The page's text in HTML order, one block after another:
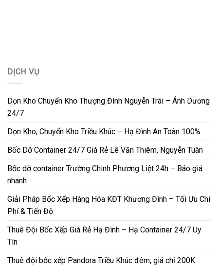
DỊCH VỤ
Dọn Kho Chuyển Kho Thượng Đình Nguyễn Trãi – Ánh Dương
24/7
Dọn Kho, Chuyển Kho Triều Khúc – Hạ Đình An Toàn 100%
Bốc Dỡ Container 24/7 Giá Rẻ Lê Văn Thiêm, Nguyễn Tuân
Bốc dỡ container Trường Chinh Phương Liệt 24h – Báo giá
nhanh
Giải Pháp Bốc Xếp Hàng Hóa KĐT Khương Đình – Tối Ưu Chi
Phí & Tiến Độ
Thuê Đội Bốc Xếp Giá Rẻ Hạ Đình – Hạ Container 24/7 Uy
Tín
Thuê đội bốc xếp Pandora Triều Khúc đêm, giá chỉ 200K